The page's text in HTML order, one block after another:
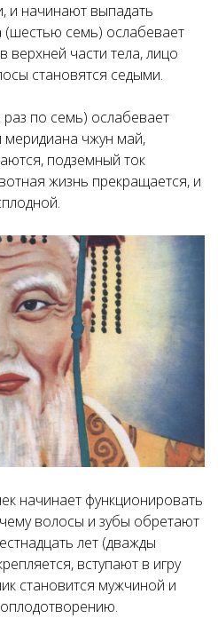
и начинают выпадать
(шестью семь) ослабевает
верхней части тела, лицо
становятся седыми.
по семь) ослабевает
меридиана чжун май,
подземный ток
жизнь прекращается, и
начинает функционировать
волосы и зубы обретают
лет (дважды
вступают в игру
становится мужчиной и